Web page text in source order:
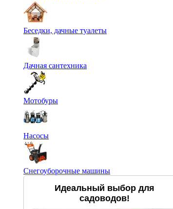
Беседки, дачные туалеты
Дачная сантехника
Мотобуры
Насосы
Снегоуборочные машины
Идеальный выбор для
садоводов!